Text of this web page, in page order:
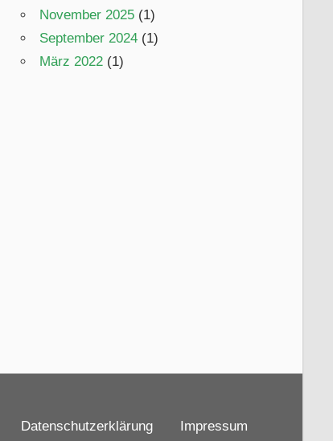
November 2025(1)
September 2024(1)
März 2022(1)
Datenschutzerklärung Impressum